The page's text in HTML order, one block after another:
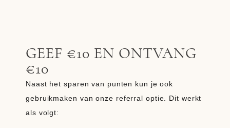
GEEF €10 EN ONTVANG
€10
Naast het sparen van punten kun je ook
gebruikmaken van onze referral optie. Dit werkt
als volgt: